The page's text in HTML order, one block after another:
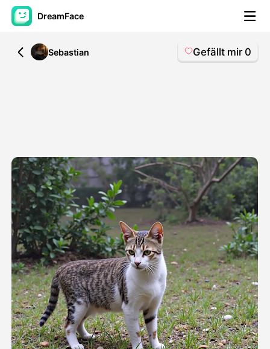
DreamFace
KI-Tools
Weitere Instrumente ▼
Alle Tools anzeigen
Vorlagen
Avatar-Video
▼
KI-Video ▼
All
Sebastian Gefällt mir 0